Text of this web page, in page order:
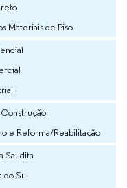
Materiais de Piso
e Reforma/Reabilitação
Saudita
do Sul